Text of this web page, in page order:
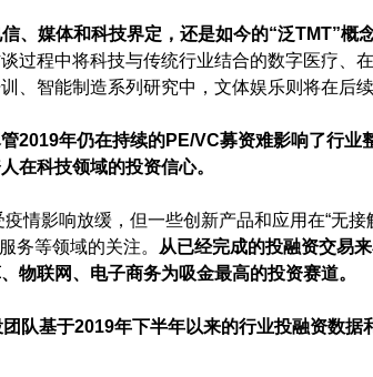
、媒体和科技界定，还是如今的“泛TMT”概
过程中将科技与传统行业结合的数字医疗、
、智能制造系列研究中，文体娱乐则将在后续
2019年仍在持续的PE/VC募资难影响了行业
在科技领域的投资信心。
情影响放缓，但一些创新产品和应用在“无接
务等领域的关注。
从已经完成的投融资交易
物联网、电子商务为吸金最高的投资赛道。
队基于2019年下半年以来的行业投融资数据